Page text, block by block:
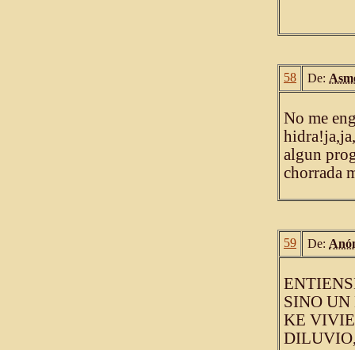
58 De:
No me
algun
chorrada
59 De:
SINO
KE